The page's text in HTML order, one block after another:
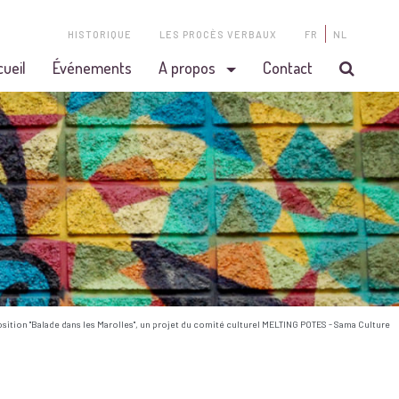
HISTORIQUE LES PROCÈS VERBAUX FR NL
Événements A propos Contact
"Balade dans les Marolles", un projet du comité culturel MELTING POTES - Sama Culture